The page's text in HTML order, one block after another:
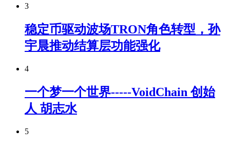
3
稳定币驱动波场TRON角色转型，孙
宇晨推动结算层功能强化
4
一个梦一个世界-----VoidChain 创始
人 胡志水
5